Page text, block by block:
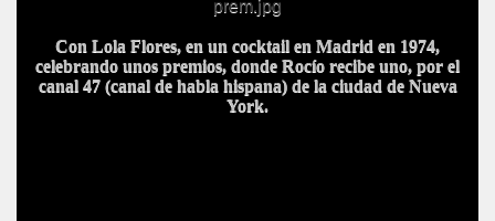
Con Lola Flores, en un cocktail en Madrid en 1974,
celebrando unos premios, donde Rocío recibe uno, por el
canal 47 (canal de habla hispana) de la ciudad de Nueva
York.